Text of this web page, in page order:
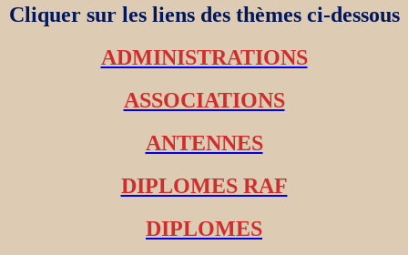
Cliquer sur les liens des thèmes ci-dessous
ADMINISTRATIONS
ASSOCIATIONS
ANTENNES
DIPLOMES RAF
DIPLOMES